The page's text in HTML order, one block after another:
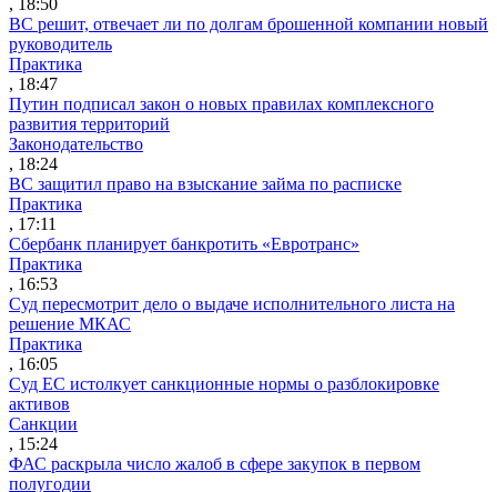
ВС решит, отвечает ли по долгам брошенной компании новый
руководитель
Практика
, 18:47
Путин подписал закон о новых правилах комплексного
развития территорий
Законодательство
, 18:24
ВС защитил право на взыскание займа по расписке
Практика
, 17:11
Сбербанк планирует банкротить «Евротранс»
Практика
, 16:53
Суд пересмотрит дело о выдаче исполнительного листа на
решение МКАС
Практика
, 16:05
Суд ЕС истолкует санкционные нормы о разблокировке
активов
Санкции
, 15:24
ФАС раскрыла число жалоб в сфере закупок в первом
полугодии